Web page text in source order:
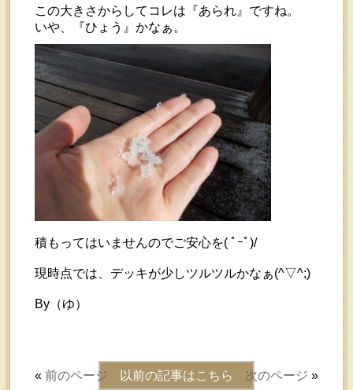
この大きさからしてコレは『あられ』ですね。
いや、『ひょう』かなぁ。
積もってはいませんのでご安心を( ﾟｰﾟ)/
現時点では、デッキが少しツルツルかなぁ(^▽^;)
By（ゆ）
« 前のページ 次のページ »
以前の記事はこちら